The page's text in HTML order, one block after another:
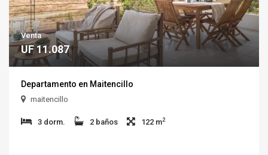
Venta
UF 11.087
Departamento en Maitencillo
maitencillo
3 dorm. 2 baños 122 m2